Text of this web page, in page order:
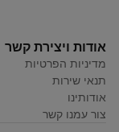
אודות ויצירת קשר
מדיניות הפרטיות
תנאי שירות
אודותינו
צור עמנו קשר